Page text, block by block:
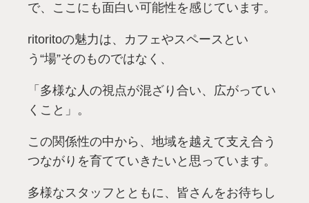
で、ここにも面白い可能性を感じています。
ritoritoの魅力は、カフェやスペースとい
う“場”そのものではなく、
「多様な人の視点が混ざり合い、広がってい
くこと」。
この関係性の中から、地域を越えて支え合う
つながりを育てていきたいと思っています。
多様なスタッフとともに、皆さんをお待ちし